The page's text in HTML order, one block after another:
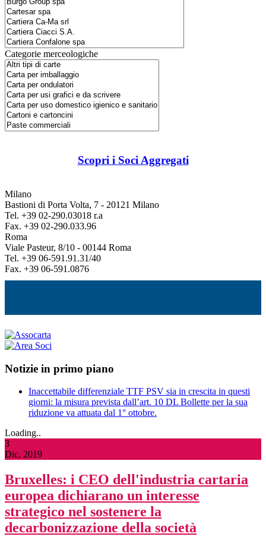
Categorie merceologiche
Scopri i Soci Aggregati
Milano
Bastioni di Porta Volta, 7 - 20121 Milano
Tel. +39 02-290.03018 r.a
Fax. +39 02-290.033.96
Roma
Viale Pasteur, 8/10 - 00144 Roma
Tel. +39 06-591.91.31/40
Fax. +39 06-591.0876
Notizie in primo piano
Inaccettabile differenziale TTF PSV sia in crescita in questi
giorni: la misura prevista dall’art. 10 DL Bollette per la sua
riduzione va attuata dal 1° ottobre.
Loading..
3
Dic, 2019
Bruxelles: i CEO dell'industria cartaria
europea dichiarano un interesse
strategico nel sostenere la
decarbonizzazione della società